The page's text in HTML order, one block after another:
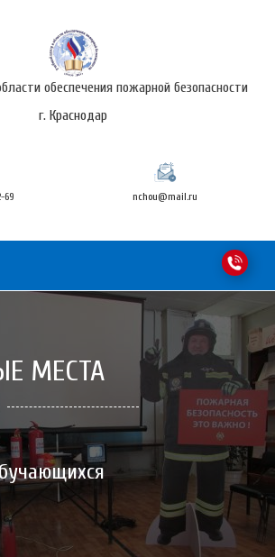
обеспечения пожарной безопасности
г. Краснодар
69 nchou@mail.ru
МЕСТА